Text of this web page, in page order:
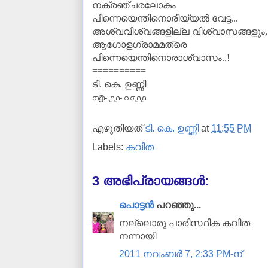
നക്രഞ്ചരലോകം
പിന്നെയെന്തിനൊരീയ്യൽ വേട്ട...
അശ്വവിശ്വങ്ങളില്ല
ആഗോളഗ്രാമമത്രെ
പിന്നെയെന്തിനൊരാശ്വാസം..!
==========
ടി. കെ. ഉണ്ണി
൦൫- ൧൧- ൨൦൧൧
എഴുതിയത്ടി. കെ. ഉണ്ണി at 11:55 PM
Labels: കവിത
3 അഭിപ്രായങ്ങൾ:
പൊട്ടന്‍പറഞ്ഞു...
നല്ലൊരു പാരിസ്ഥിക കവിത
നന്നായി
2011 നവംബർ 7, 2:33 PM-ന്